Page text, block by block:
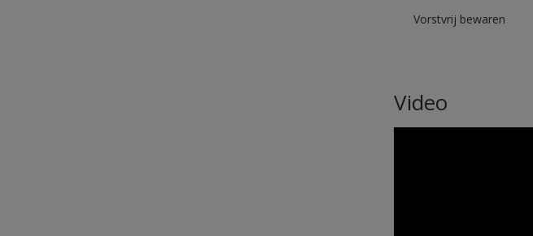
Vorstvrij bewaren
Video